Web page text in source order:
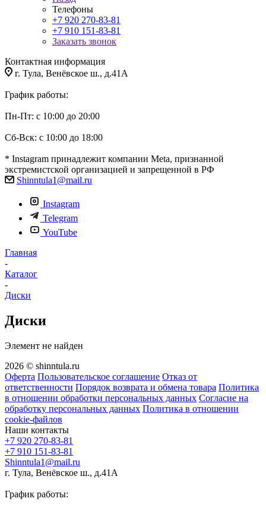
Телефоны
+7 920 270-83-81
+7 910 151-83-81
Заказать звонок
Контактная информация
г. Тула, Венёвское ш., д.41А
График работы:
Пн-Пт: с 10:00 до 20:00
Сб-Вск: с 10:00 до 18:00
* Instagram принадлежит компании Meta, признанной
экстремистской организацией и запрещенной в РФ
Shinntula1@mail.ru
Instagram
Telegram
YouTube
Главная
-
Каталог
-
Диски
Диски
Элемент не найден
2026 © shinntula.ru
Оферта Пользовательское соглашение Отказ от
ответственности Порядок возврата и обмена товара Политика
в отношении обработки персональных данных Согласие на
обработку персональных данных Политика в отношении
cookie-файлов
Наши контакты
+7 920 270-83-81
+7 910 151-83-81
Shinntula1@mail.ru
г. Тула, Венёвское ш., д.41А
График работы: